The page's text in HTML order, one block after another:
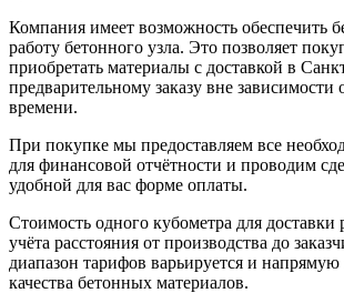
Компания имеет возможность обеспечить
работу бетонного узла. Это позволяет
приобретать материалы с доставкой в
предварительному заказу вне зависимости
времени.
При покупке мы предоставляем все
для финансовой отчётности и проводим
удобной для вас форме оплаты.
Стоимость одного кубометра для доставки
учёта расстояния от производства до
диапазон тарифов варьируется и напрямую
качества бетонных материалов.